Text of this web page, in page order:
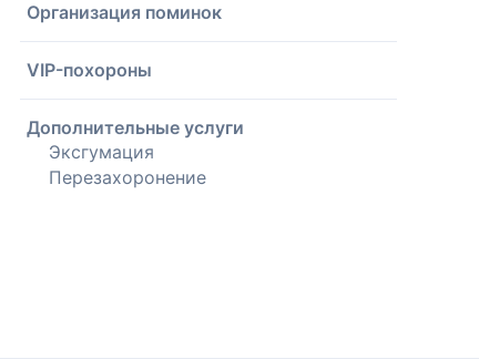
Организация поминок
VIP-похороны
Дополнительные услуги
Эксгумация
Перезахоронение